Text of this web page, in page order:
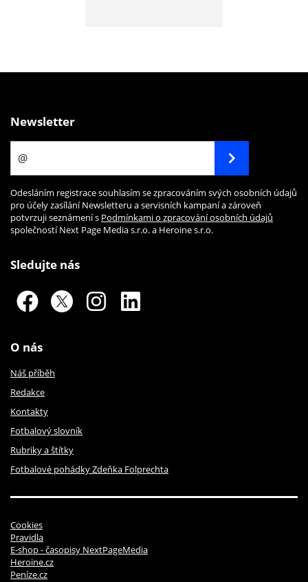
Newsletter
Odesláním registrace souhlasím se zpracováním svých osobních údajů
pro účely zasílání Newsletteru a servisních kampaní a zároveň
potvrzuji seznámení s Podmínkami o zpracování osobních údajů
společností Next Page Media s.r.o. a Heroine s.r.o.
Sledujte nás
O nás
Náš příběh
Redakce
Kontakty
Fotbalový slovník
Rubriky a štítky
Fotbalové pohádky Zdeňka Folprechta
Cookies
Pravidla
E-shop - časopisy NextPageMedia
Heroine.cz
Peníze.cz